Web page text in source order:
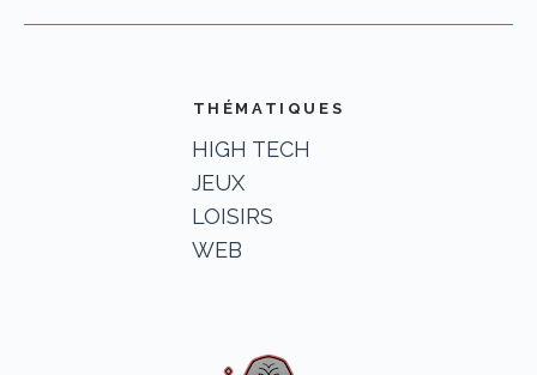
THÉMATIQUES
HIGH TECH
JEUX
LOISIRS
WEB